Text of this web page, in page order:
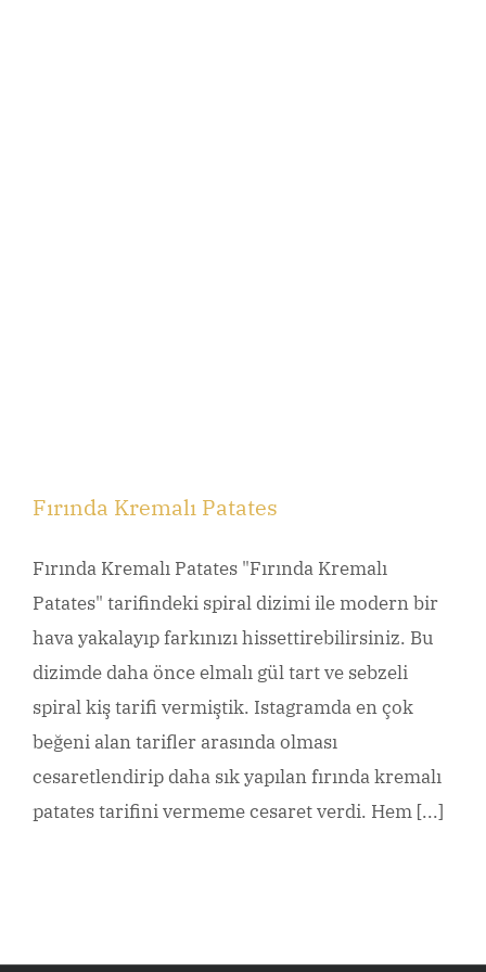
Fırında Kremalı Patates
Fırında Kremalı Patates "Fırında Kremalı
Patates" tarifindeki spiral dizimi ile modern bir
hava yakalayıp farkınızı hissettirebilirsiniz. Bu
dizimde daha önce elmalı gül tart ve sebzeli
spiral kiş tarifi vermiştik. Istagramda en çok
beğeni alan tarifler arasında olması
cesaretlendirip daha sık yapılan fırında kremalı
patates tarifini vermeme cesaret verdi. Hem [...]